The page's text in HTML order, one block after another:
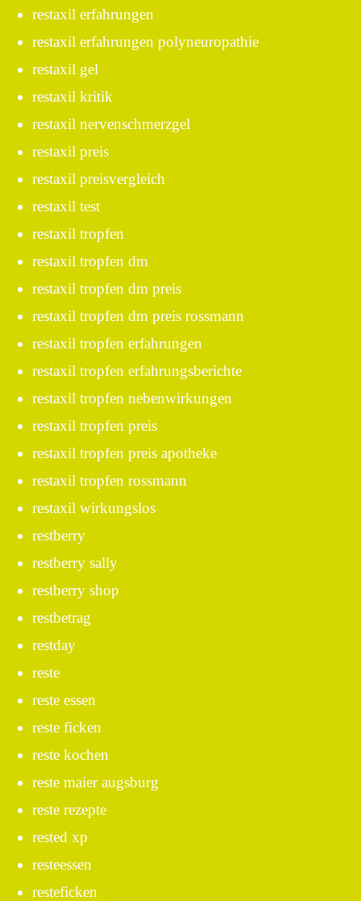
restaxil erfahrungen
restaxil erfahrungen polyneuropathie
restaxil gel
restaxil kritik
restaxil nervenschmerzgel
restaxil preis
restaxil preisvergleich
restaxil test
restaxil tropfen
restaxil tropfen dm
restaxil tropfen dm preis
restaxil tropfen dm preis rossmann
restaxil tropfen erfahrungen
restaxil tropfen erfahrungsberichte
restaxil tropfen nebenwirkungen
restaxil tropfen preis
restaxil tropfen preis apotheke
restaxil tropfen rossmann
restaxil wirkungslos
restberry
restberry sally
restberry shop
restbetrag
restday
reste
reste essen
reste ficken
reste kochen
reste maier augsburg
reste rezepte
rested xp
resteessen
resteficken